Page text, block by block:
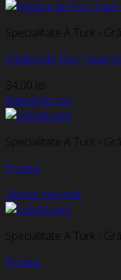
Specialitate A Turk -
Frigărui de Pui / Tauk
34,00 lei
Adaugă în coș
Specialitate A Turk -
Produs
Citește mai mult
Specialitate A Turk -
Produs